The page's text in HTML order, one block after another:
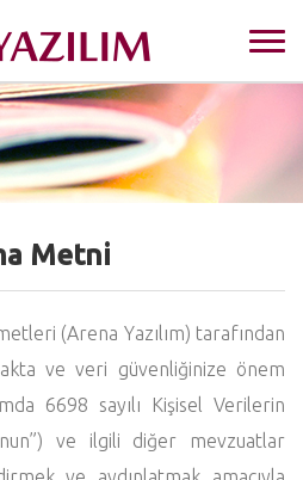
Metni
(Arena Yazılım) tarafından
ve veri güvenliğinize önem
6698 sayılı Kişisel Verilerin
ve ilgili diğer mevzuatlar